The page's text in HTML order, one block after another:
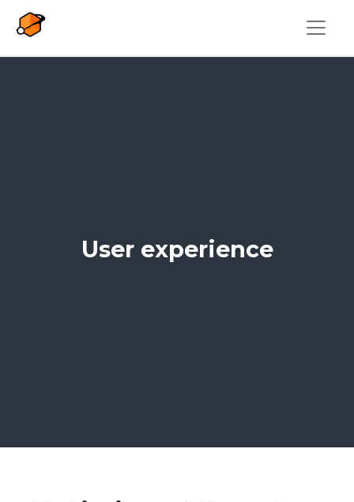
User experience